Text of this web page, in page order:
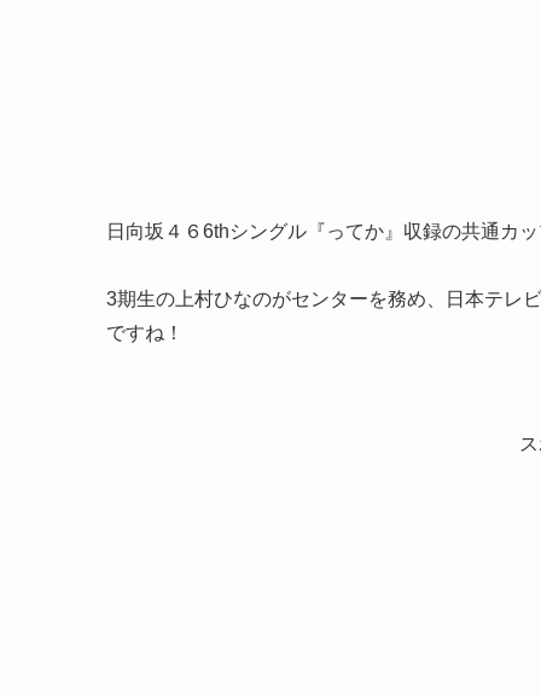
日向坂４６6thシングル『ってか』収録の共通カ
3期生の上村ひなのがセンターを務め、日本テレ
ですね！